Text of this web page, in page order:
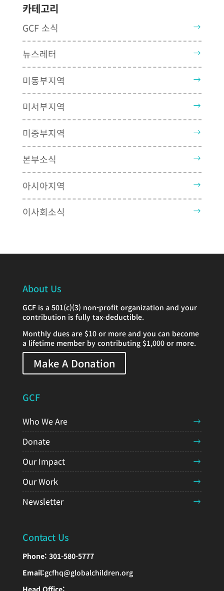
카테고리
GCF 소식
뉴스레터
미동부지역
미서부지역
미중부지역
본부소식
아시아지역
이사회소식
About Us
GCF is a 501(c)(3) non-profit organization and your
contribution is fully tax-deductible.
Monthly dues are $10 or more and you can become
a lifetime member by contributing $1,000 or more.
Make A Donation
GCF
Who We Are
Donate
Our Impact
Our Work
Newsletter
Contact Us
Phone: 301-580-5777
Email:gcfhq@globalchildren.org
Head Office: